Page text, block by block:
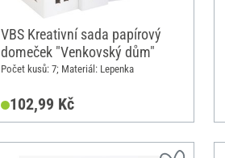
VBS Kreativní sada papírový
domeček "Venkovský dům"
Počet kusů: 7; Materiál: Lepenka
102,99 Kč